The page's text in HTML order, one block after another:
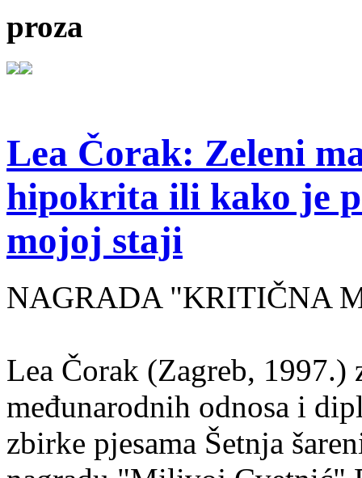
proza
Lea Čorak: Zeleni
hipokrita ili kako je
mojoj staji
NAGRADA "KRITIČNA
Lea Čorak (Zagreb,
međunarodnih odnosa i
zbirke pjesama Šetnja